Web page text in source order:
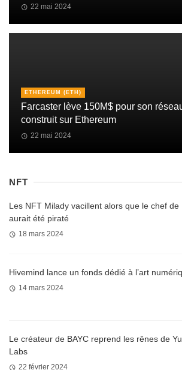
22 mai 2024
ETHEREUM (ETH)
Farcaster lève 150M$ pour son
construit sur Ethereum
22 mai 2024
NFT
Les NFT Milady vacillent alors que le chef de
aurait été piraté
18 mars 2024
Hivemind lance un fonds dédié à l’art
14 mars 2024
Le créateur de BAYC reprend les rênes de
Labs
22 février 2024